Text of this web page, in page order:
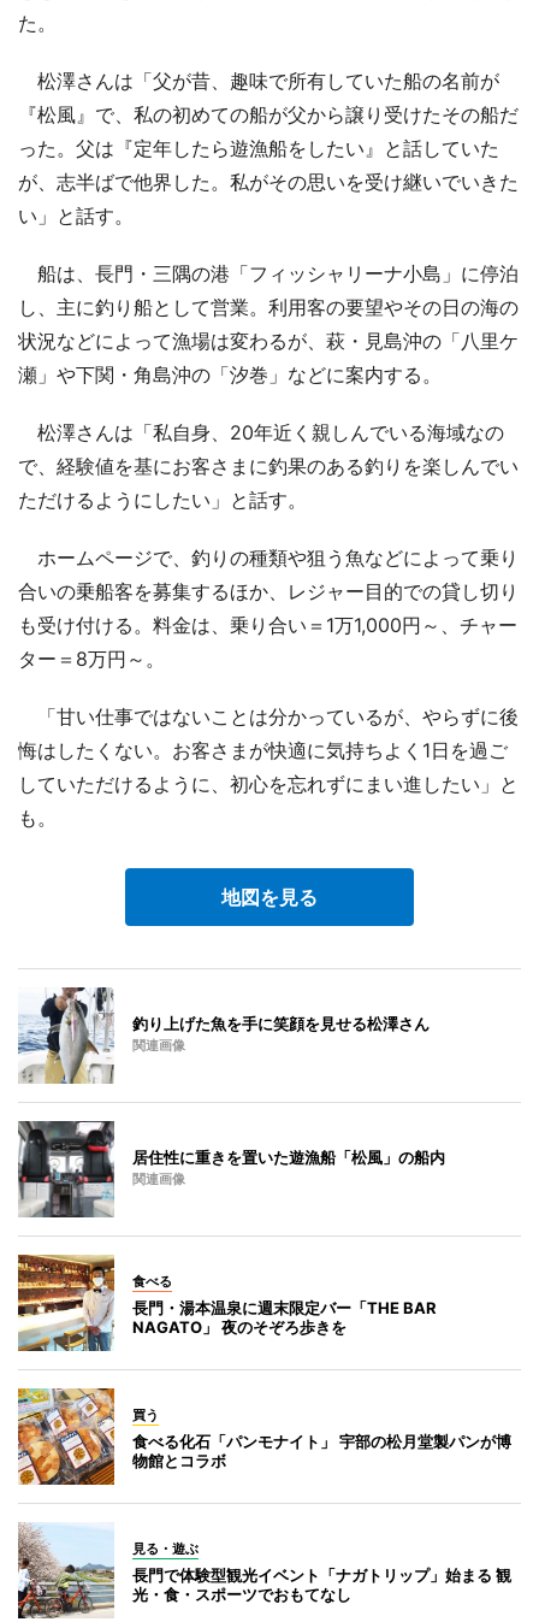
た。
松澤さんは「父が昔、趣味で所有していた船の名前が
『松風』で、私の初めての船が父から譲り受けたその船だ
った。父は『定年したら遊漁船をしたい』と話していた
が、志半ばで他界した。私がその思いを受け継いでいきた
い」と話す。
船は、長門・三隅の港「フィッシャリーナ小島」に停泊
し、主に釣り船として営業。利用客の要望やその日の海の
状況などによって漁場は変わるが、萩・見島沖の「八里ケ
瀬」や下関・角島沖の「汐巻」などに案内する。
松澤さんは「私自身、20年近く親しんでいる海域なの
で、経験値を基にお客さまに釣果のある釣りを楽しんでい
ただけるようにしたい」と話す。
ホームページで、釣りの種類や狙う魚などによって乗り
合いの乗船客を募集するほか、レジャー目的での貸し切り
も受け付ける。料金は、乗り合い＝1万1,000円～、チャー
ター＝8万円～。
「甘い仕事ではないことは分かっているが、やらずに後
悔はしたくない。お客さまが快適に気持ちよく1日を過ご
していただけるように、初心を忘れずにまい進したい」と
も。
地図を見る
釣り上げた魚を手に笑顔を見せる松澤さん
関連画像
居住性に重きを置いた遊漁船「松風」の船内
関連画像
食べる
長門・湯本温泉に週末限定バー「THE BAR
NAGATO」 夜のそぞろ歩きを
買う
食べる化石「パンモナイト」 宇部の松月堂製パンが博
物館とコラボ
見る・遊ぶ
長門で体験型観光イベント「ナガトリップ」始まる 観
光・食・スポーツでおもてなし